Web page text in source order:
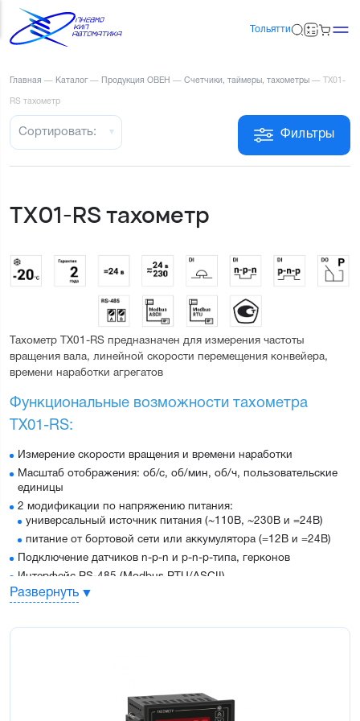
Тольятти
Главная — Каталог — Продукция ОВЕН — Счетчики, таймеры, тахометры — ТХ01-
RS тахометр
Фильтры
Сортировать:
ТХ01-RS тахометр
Тахометр ТХ01-RS предназначен для измерения частоты
вращения вала, линейной скорости перемещения конвейера,
времени наработки агрегатов
Функциональные возможности тахометра
ТХ01-RS:
Измерение скорости вращения и времени наработки
Масштаб отображения: об/с, об/мин, об/ч, пользовательские
единицы
2 модификации по напряжению питания:
универсальный источник питания (~110В, ~230В и =24В)
питание от бортовой сети или аккумулятора (=12В и =24В)
Подключение датчиков n-p-n и p-n-p-типа, герконов
Интерфейс RS-485 (Modbus RTU/ASCII)
Выходные элементы: э/м реле, ток 4…20мА, напряжение 0…
Защита настроек паролем
Особенности тахометра ТХ01-RS:
Развернуть